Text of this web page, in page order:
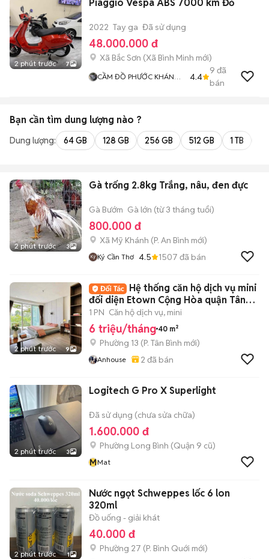
2 phút trước 7
Piaggio Vespa ABS 7000 km Đỏ
2022 Tay ga Đã sử dụng
48.000.000 đ
Xã Bắc Sơn (Xã Bình Minh mới)
CẦM ĐỒ PHƯỚC KHÁNH
4.4
9 đã
bán
Bạn cần tìm dung lượng nào ?
Dung lượng: 64 GB 128 GB 256 GB 512 GB 1 TB
2 phút trước 3
Gà trống 2.8kg Trắng, nâu, đen đực
Gà Bướm Gà lớn (từ 3 tháng tuổi)
800.000 đ
Xã Mỹ Khánh (P. An Bình mới)
Ký Cần Thơ 4.5 1507 đã bán
2 phút trước 9
Hệ thống căn hộ dịch vụ mini
đối diện Etown Cộng Hòa quận Tân
Bình
1 PN Căn hộ dịch vụ, mini
6 triệu/tháng 40 m²
Phường 13 (P. Tân Bình mới)
Anhouse 2 đã bán
2 phút trước 3
Logitech G Pro X Superlight
Đã sử dụng (chưa sửa chữa)
1.600.000 đ
Phường Long Bình (Quận 9 cũ)
MMat
2 phút trước 1
Nước ngọt Schweppes lốc 6 lon
320ml
Đồ uống - giải khát
40.000 đ
Phường 27 (P. Bình Quới mới)